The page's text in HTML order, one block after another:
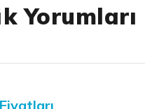
Yorumları